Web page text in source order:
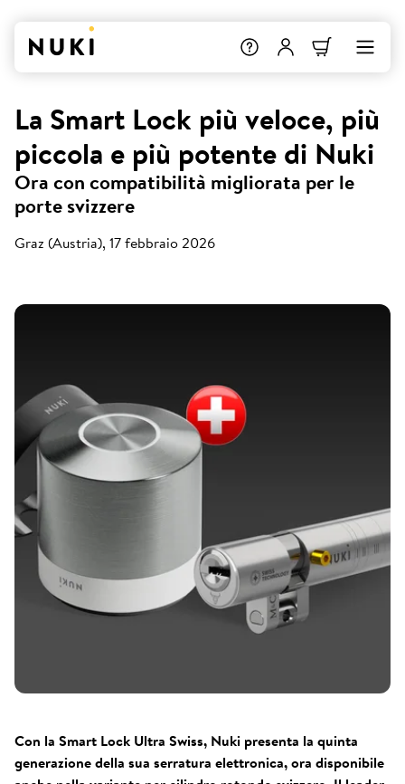
La Smart Lock più veloce, più
piccola e più potente di Nuki
Ora con compatibilità migliorata per le
porte svizzere
Graz (Austria), 17 febbraio 2026
Con la Smart Lock Ultra Swiss, Nuki presenta la quinta
generazione della sua serratura elettronica, ora disponibile